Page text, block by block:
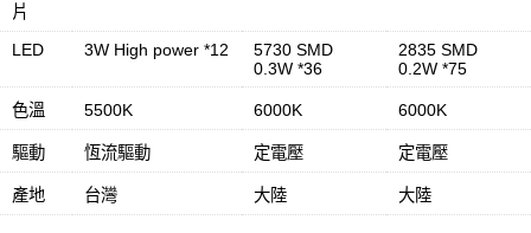
片
LED
3W High power *12
5730 SMD
0.3W *36
2835 SMD
0.2W *75
色溫 5500K 6000K 6000K
驅動 恆流驅動 定電壓 定電壓
產地 台灣 大陸 大陸